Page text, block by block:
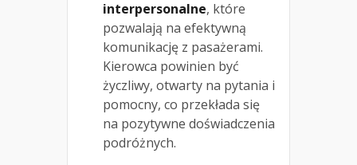
interpersonalne, które
pozwalają na efektywną
komunikację z pasażerami.
Kierowca powinien być
życzliwy, otwarty na pytania i
pomocny, co przekłada się
na pozytywne doświadczenia
podróżnych.